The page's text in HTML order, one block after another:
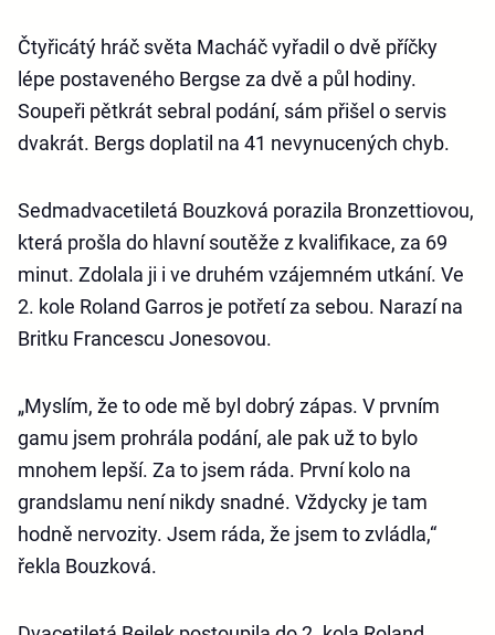
Čtyřicátý hráč světa Macháč vyřadil o dvě příčky
lépe postaveného Bergse za dvě a půl hodiny.
Soupeři pětkrát sebral podání, sám přišel o servis
dvakrát. Bergs doplatil na 41 nevynucených chyb.
Sedmadvacetiletá Bouzková porazila Bronzettiovou,
která prošla do hlavní soutěže z kvalifikace, za 69
minut. Zdolala ji i ve druhém vzájemném utkání. Ve
2. kole Roland Garros je potřetí za sebou. Narazí na
Britku Francescu Jonesovou.
„Myslím, že to ode mě byl dobrý zápas. V prvním
gamu jsem prohrála podání, ale pak už to bylo
mnohem lepší. Za to jsem ráda. První kolo na
grandslamu není nikdy snadné. Vždycky je tam
hodně nervozity. Jsem ráda, že jsem to zvládla,“
řekla Bouzková.